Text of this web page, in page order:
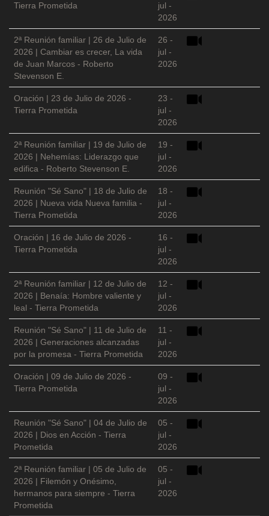
Tierra Prometida
jul -
2026
2ª Reunión familiar | 26 de Julio de
2026 | Cambiar es crecer, La vida
de Juan Marcos - Roberto
Stevenson E.
26 -
jul -
2026
Oración | 23 de Julio de 2026 -
Tierra Prometida
23 -
jul -
2026
2ª Reunión familiar | 19 de Julio de
2026 | Nehemías: Liderazgo que
edifica - Roberto Stevenson E.
19 -
jul -
2026
Reunión "Sé Sano" | 18 de Julio de
2026 | Nueva vida Nueva familia -
Tierra Prometida
18 -
jul -
2026
Oración | 16 de Julio de 2026 -
Tierra Prometida
16 -
jul -
2026
2ª Reunión familiar | 12 de Julio de
2026 | Benaía: Hombre valiente y
leal - Tierra Prometida
12 -
jul -
2026
Reunión "Sé Sano" | 11 de Julio de
2026 | Generaciones alcanzadas
por la promesa - Tierra Prometida
11 -
jul -
2026
Oración | 09 de Julio de 2026 -
Tierra Prometida
09 -
jul -
2026
Reunión "Sé Sano" | 04 de Julio de
2026 | Dios en Acción - Tierra
Prometida
05 -
jul -
2026
2ª Reunión familiar | 05 de Julio de
2026 | Filemón y Onésimo,
hermanos para siempre - Tierra
Prometida
05 -
jul -
2026